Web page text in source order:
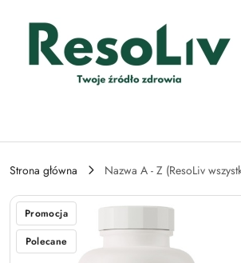
Strona główna Nazwa A - Z (ResoLiv
Promocja
Polecane